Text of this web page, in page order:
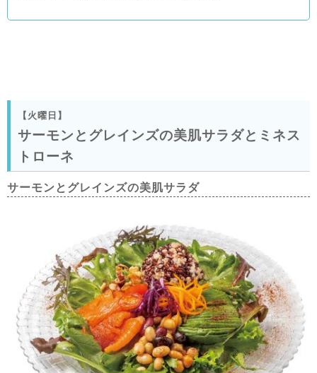
【火曜日】
サーモンとグレインズの美肌サラダとミネス
トローネ
サーモンとグレインズの美肌サラダ